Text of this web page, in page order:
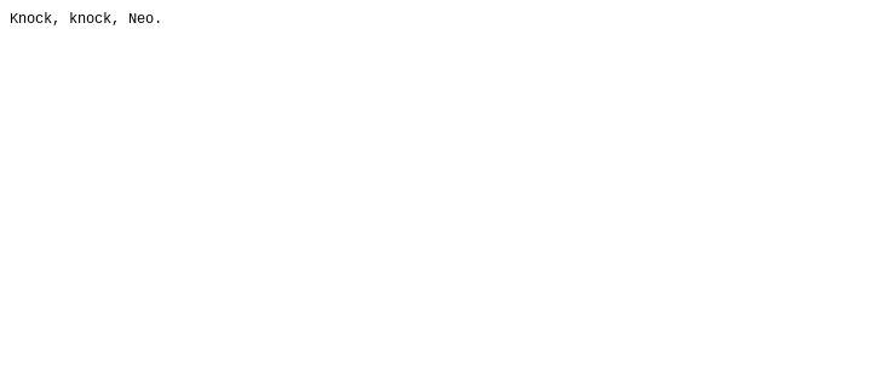
Knock, knock, Neo.